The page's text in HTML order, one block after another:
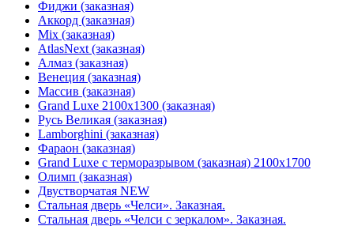
Фиджи (заказная)
Аккорд (заказная)
Mix (заказная)
AtlasNext (заказная)
Алмаз (заказная)
Венеция (заказная)
Массив (заказная)
Grand Luxe 2100х1300 (заказная)
Русь Великая (заказная)
Lamborghini (заказная)
Фараон (заказная)
Grand Luxe с терморазрывом (заказная) 2100х1700
Олимп (заказная)
Двустворчатая NEW
Стальная дверь «Челси». Заказная.
Стальная дверь «Челси с зеркалом». Заказная.